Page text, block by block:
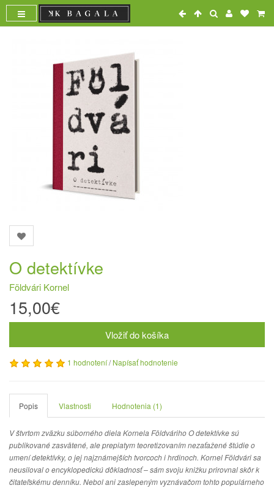
O detektívke
Földvári Kornel
15,00€
Vložiť do košíka
1 hodnotení/Napísať hodnotenie
Popis Vlastnosti Hodnotenia (1)
V štvrtom zväzku súborného diela Kornela Földváriho O detektívke sú
publikované zasvätené, ale prepiatym teoretizovaním nezaťažené štúdie o
umení detektívky, o jej najznámejších tvorcoch i hrdinoch. Kornel Földvári sa
neusiloval o encyklopedickú dôkladnosť – sám svoju knižku prirovnal skôr k
čitateľskému denníku. Nebol ani zaslepeným vyznávačom tohto populárneho